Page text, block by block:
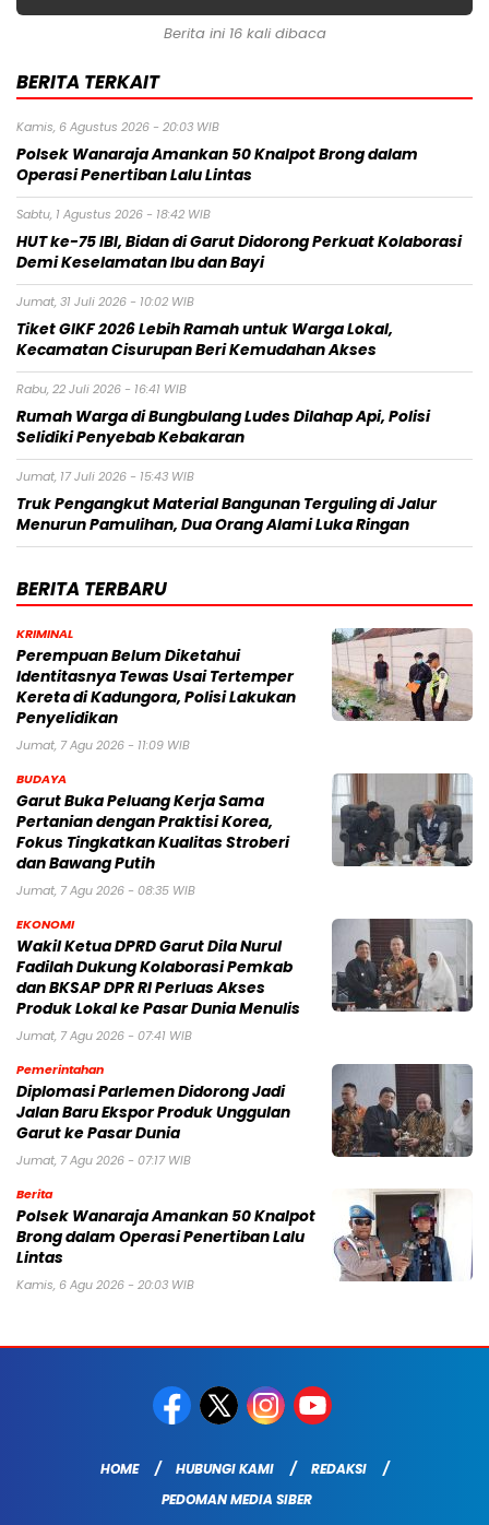
Berita ini 16 kali dibaca
BERITA TERKAIT
Kamis, 6 Agustus 2026 - 20:03 WIB
Polsek Wanaraja Amankan 50 Knalpot Brong dalam
Operasi Penertiban Lalu Lintas
Sabtu, 1 Agustus 2026 - 18:42 WIB
HUT ke-75 IBI, Bidan di Garut Didorong Perkuat Kolaborasi
Demi Keselamatan Ibu dan Bayi
Jumat, 31 Juli 2026 - 10:02 WIB
Tiket GIKF 2026 Lebih Ramah untuk Warga Lokal,
Kecamatan Cisurupan Beri Kemudahan Akses
Rabu, 22 Juli 2026 - 16:41 WIB
Rumah Warga di Bungbulang Ludes Dilahap Api, Polisi
Selidiki Penyebab Kebakaran
Jumat, 17 Juli 2026 - 15:43 WIB
Truk Pengangkut Material Bangunan Terguling di Jalur
Menurun Pamulihan, Dua Orang Alami Luka Ringan
BERITA TERBARU
KRIMINAL
Perempuan Belum Diketahui
Identitasnya Tewas Usai Tertemper
Kereta di Kadungora, Polisi Lakukan
Penyelidikan
Jumat, 7 Agu 2026 - 11:09 WIB
BUDAYA
Garut Buka Peluang Kerja Sama
Pertanian dengan Praktisi Korea,
Fokus Tingkatkan Kualitas Stroberi
dan Bawang Putih
Jumat, 7 Agu 2026 - 08:35 WIB
EKONOMI
Wakil Ketua DPRD Garut Dila Nurul
Fadilah Dukung Kolaborasi Pemkab
dan BKSAP DPR RI Perluas Akses
Produk Lokal ke Pasar Dunia Menulis
Jumat, 7 Agu 2026 - 07:41 WIB
Pemerintahan
Diplomasi Parlemen Didorong Jadi
Jalan Baru Ekspor Produk Unggulan
Garut ke Pasar Dunia
Jumat, 7 Agu 2026 - 07:17 WIB
Berita
Polsek Wanaraja Amankan 50 Knalpot
Brong dalam Operasi Penertiban Lalu
Lintas
Kamis, 6 Agu 2026 - 20:03 WIB
HOME HUBUNGI KAMI
REDAKSI
PEDOMAN MEDIA SIBER